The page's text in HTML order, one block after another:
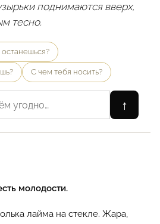
поднимаются вверх,
тесно.
С чем тебя носить?
↑
молодости.
лайма на стекле. Жара,